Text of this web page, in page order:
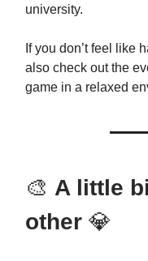
university.
If you don’t feel like
also check out the
game in a relaxed
🎨 A little
other 💎